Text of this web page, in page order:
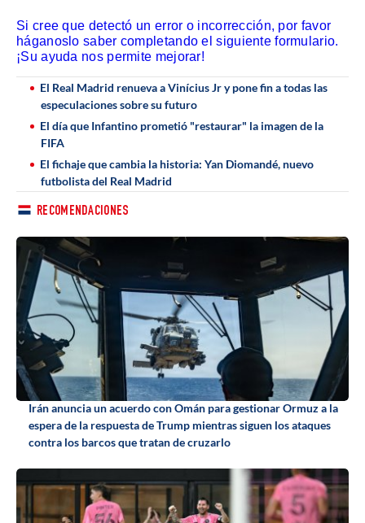
Si cree que detectó un error o incorrección, por favor
háganoslo saber completando el siguiente formulario.
¡Su ayuda nos permite mejorar!
El Real Madrid renueva a Vinícius Jr y pone fin a todas las
especulaciones sobre su futuro
El día que Infantino prometió "restaurar" la imagen de la
FIFA
El fichaje que cambia la historia: Yan Diomandé, nuevo
futbolista del Real Madrid
RECOMENDACIONES
Irán anuncia un acuerdo con Omán para gestionar Ormuz a la
espera de la respuesta de Trump mientras siguen los ataques
contra los barcos que tratan de cruzarlo